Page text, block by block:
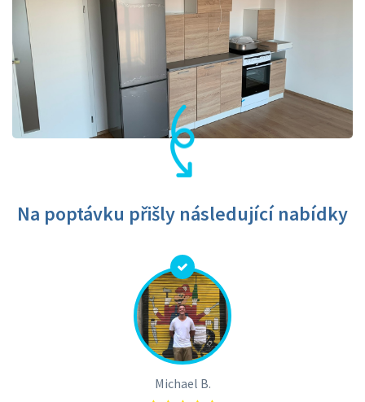
Na poptávku přišly následující nabídky
Michael B.